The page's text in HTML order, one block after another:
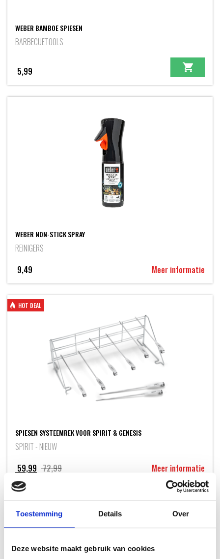
Toestemming Details Over
Deze website maakt gebruik van cookies
WEBER BAMBOE SPIESEN
BARBECUETOOLS
5,99
WEBER NON-STICK SPRAY
REINIGERS
9,49
Meer informatie
HOT DEAL
SPIESEN SYSTEEMREK VOOR SPIRIT & GENESIS
SPIRIT - NIEUW
72,99Oorspronkelijke
72,99.
59,99
Huidige
59,99.
Meer informatie
INSPIRATIE